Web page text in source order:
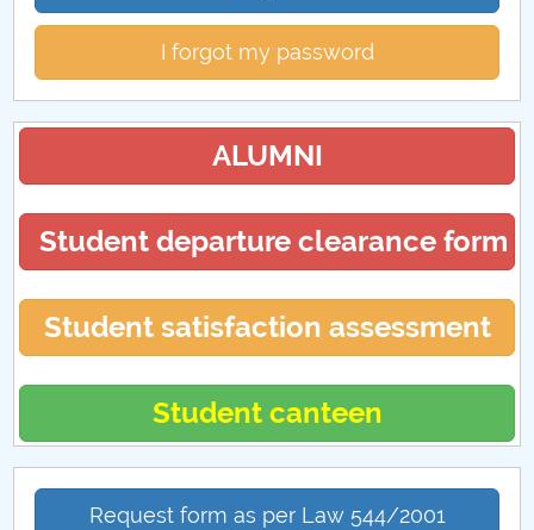
I forgot my password
ALUMNI
Student departure clearance form
Student satisfaction assessment
Student canteen
Request form as per Law 544/2001